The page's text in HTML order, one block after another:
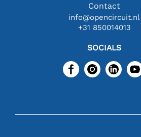
Contact
info@opencircuit.nl
+31 850014013
SOCIALS